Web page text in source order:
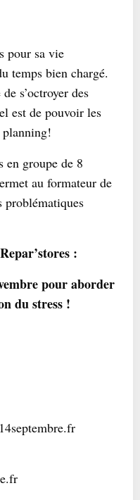
pour sa vie
temps bien chargé.
s’octroyer des
est de pouvoir les
en groupe de 8
au formateur de
problématiques
:
pour aborder
du stress !